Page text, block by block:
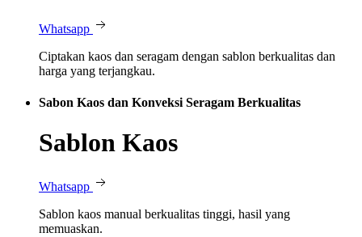
Whatsapp
Ciptakan kaos dan seragam dengan sablon berkualitas dan
harga yang terjangkau.
Sabon Kaos dan Konveksi Seragam Berkualitas
Sablon Kaos
Whatsapp
Sablon kaos manual berkualitas tinggi, hasil yang
memuaskan.